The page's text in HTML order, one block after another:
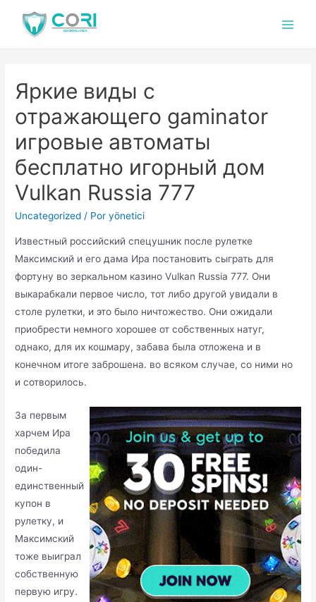
Яркие виды с
отражающего gaminator
игровые автоматы
бесплатно игорный дом
Vulkan Russia 777
Uncategorized / Poryönetici
Известный российский спецушник после рулетке
Максимский и его дама Ира постановить сыграть для
фортуну во зеркальном казино Vulkan Russia 777. Они
выкарабкали первое число, тот либо другой увидали в
столе рулетки, и это было ничтожество. Они ожидали
приобрести немного хорошее от собственных натуг,
однако, для их кошмару, забава была отложена и в
конечном итоге заброшена. во всяком случае, со ними но
и сотворилось.
За первым
харчем Ира
победила
один-
единственный
купон в
рулетку, и
Максимский
тоже выиграл
собственную
первую игру.